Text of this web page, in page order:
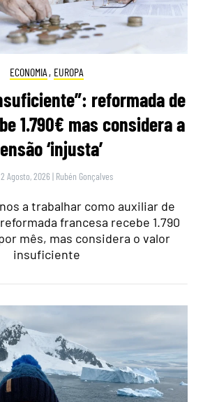
ECONOMIA , EUROPA
reformada de
1.790€ mas considera a
‘injusta’
Agosto, 2026 | Rubén Gonçalves
a trabalhar como auxiliar de
francesa recebe 1.790
mês, mas considera o valor
insuficiente